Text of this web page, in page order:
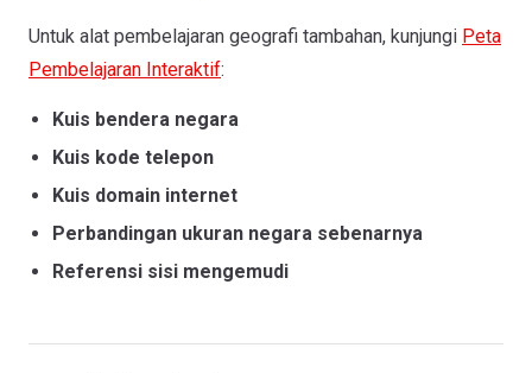
Untuk alat pembelajaran geografi tambahan, kunjungi Peta
Pembelajaran Interaktif:
Kuis bendera negara
Kuis kode telepon
Kuis domain internet
Perbandingan ukuran negara sebenarnya
Referensi sisi mengemudi